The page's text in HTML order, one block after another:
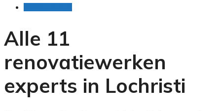
Alle 11
renovatiewerken
experts in Lochristi